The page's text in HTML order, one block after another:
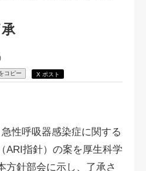
コピー X ポスト
性呼吸器感染症に関する
ARI指針）の案を厚生科学
方針部会に示し、了承さ